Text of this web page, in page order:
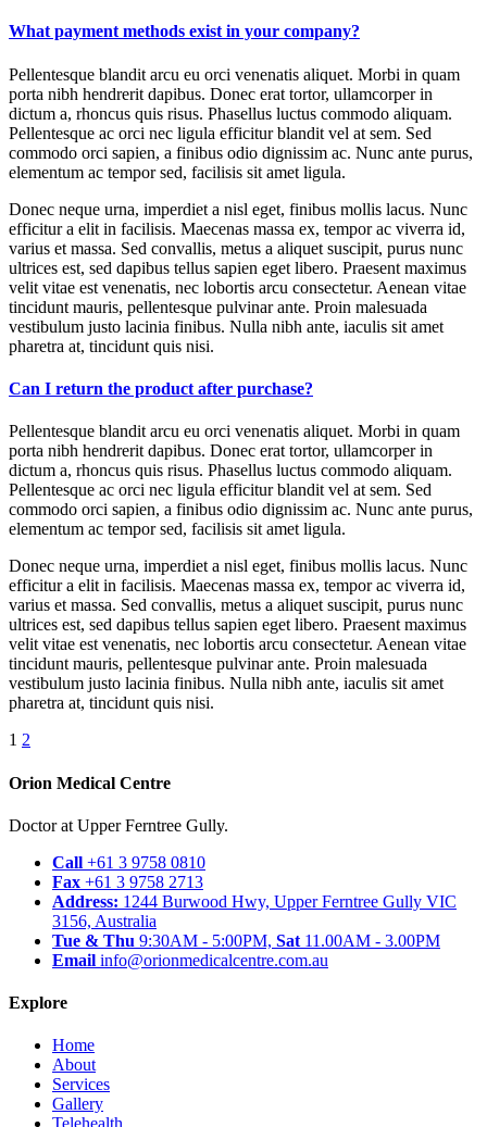
What payment methods exist in your company?
Pellentesque blandit arcu eu orci venenatis aliquet. Morbi in quam
porta nibh hendrerit dapibus. Donec erat tortor, ullamcorper in
dictum a, rhoncus quis risus. Phasellus luctus commodo aliquam.
Pellentesque ac orci nec ligula efficitur blandit vel at sem. Sed
commodo orci sapien, a finibus odio dignissim ac. Nunc ante purus,
elementum ac tempor sed, facilisis sit amet ligula.
Donec neque urna, imperdiet a nisl eget, finibus mollis lacus. Nunc
efficitur a elit in facilisis. Maecenas massa ex, tempor ac viverra id,
varius et massa. Sed convallis, metus a aliquet suscipit, purus nunc
ultrices est, sed dapibus tellus sapien eget libero. Praesent maximus
velit vitae est venenatis, nec lobortis arcu consectetur. Aenean vitae
tincidunt mauris, pellentesque pulvinar ante. Proin malesuada
vestibulum justo lacinia finibus. Nulla nibh ante, iaculis sit amet
pharetra at, tincidunt quis nisi.
Can I return the product after purchase?
Pellentesque blandit arcu eu orci venenatis aliquet. Morbi in quam
porta nibh hendrerit dapibus. Donec erat tortor, ullamcorper in
dictum a, rhoncus quis risus. Phasellus luctus commodo aliquam.
Pellentesque ac orci nec ligula efficitur blandit vel at sem. Sed
commodo orci sapien, a finibus odio dignissim ac. Nunc ante purus,
elementum ac tempor sed, facilisis sit amet ligula.
Donec neque urna, imperdiet a nisl eget, finibus mollis lacus. Nunc
efficitur a elit in facilisis. Maecenas massa ex, tempor ac viverra id,
varius et massa. Sed convallis, metus a aliquet suscipit, purus nunc
ultrices est, sed dapibus tellus sapien eget libero. Praesent maximus
velit vitae est venenatis, nec lobortis arcu consectetur. Aenean vitae
tincidunt mauris, pellentesque pulvinar ante. Proin malesuada
vestibulum justo lacinia finibus. Nulla nibh ante, iaculis sit amet
pharetra at, tincidunt quis nisi.
Posts
1 2
Orion Medical Centre
Doctor at Upper Ferntree Gully.
Call +61 3 9758 0810
Fax +61 3 9758 2713
Address: 1244 Burwood Hwy, Upper Ferntree Gully VIC
3156, Australia
Tue & Thu 9:30AM - 5:00PM, Sat 11.00AM - 3.00PM
Email info@orionmedicalcentre.com.au
Explore
Home
About
Services
Gallery